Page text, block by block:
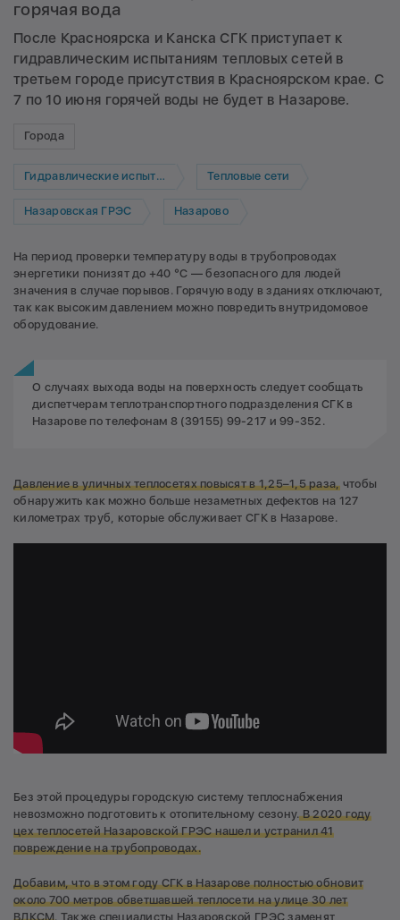
горячая вода
После Красноярска и Канска СГК приступает к
гидравлическим испытаниям тепловых сетей в
третьем городе присутствия в Красноярском крае. С
7 по 10 июня горячей воды не будет в Назарове.
Города
Гидравлические испытания Тепловые сети
Назаровская ГРЭС Назарово
На период проверки температуру воды в трубопроводах
энергетики понизят до +40 °C — безопасного для людей
значения в случае порывов. Горячую воду в зданиях отключают,
так как высоким давлением можно повредить внутридомовое
оборудование.
О случаях выхода воды на поверхность следует сообщать
диспетчерам теплотранспортного подразделения СГК в
Назарове по телефонам 8 (39155) 99-217 и 99-352.
Давление в уличных теплосетях повысят в 1,25–1,5 раза,чтобы
обнаружить как можно больше незаметных дефектов на 127
километрах труб, которые обслуживает СГК в Назарове.
Без этой процедуры городскую систему теплоснабжения
невозможно подготовить к отопительному сезону.В 2020 году
цех теплосетей Назаровской ГРЭС нашел и устранил 41
повреждение на трубопроводах.
Добавим, что в этом году СГК в Назарове полностью обновит
около 700 метров обветшавшей теплосети на улице 30 лет
ВЛКСМ. Также специалисты Назаровской ГРЭС заменят